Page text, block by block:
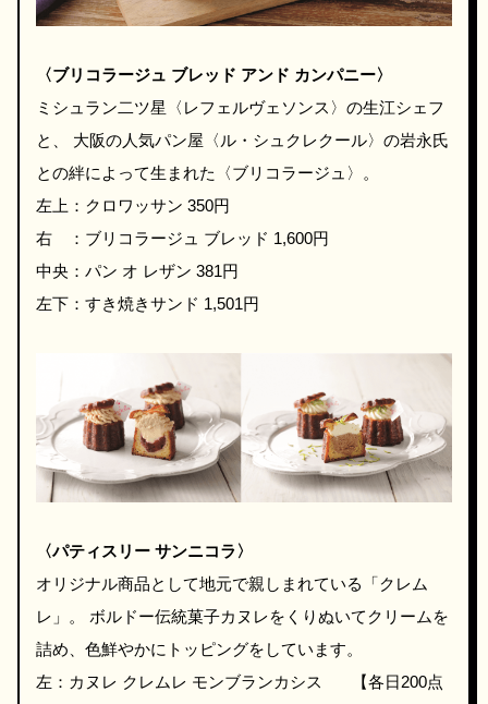
〈ブリコラージュ ブレッド アンド カンパニー〉
ミシュラン二ツ星〈レフェルヴェソンス〉の生江シェフ
と、 大阪の人気パン屋〈ル・シュクレクール〉の岩永氏
との絆によって生まれた〈ブリコラージュ〉。
左上：クロワッサン 350円
右 ：ブリコラージュ ブレッド 1,600円
中央：パン オ レザン 381円
左下：すき焼きサンド 1,501円
〈パティスリー サンニコラ〉
オリジナル商品として地元で親しまれている「クレム
レ」。 ボルドー伝統菓子カヌレをくりぬいてクリームを
詰め、色鮮やかにトッピングをしています。
左：カヌレ クレムレ モンブランカシス 【各日200点